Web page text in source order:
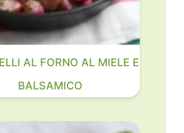
AL FORNO AL MIELE E
BALSAMICO